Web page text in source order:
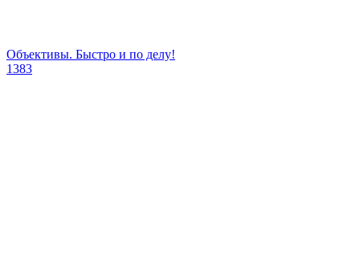
Объективы. Быстро и по делу!
1383